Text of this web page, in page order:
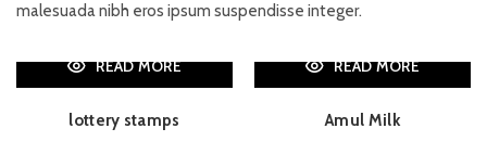
malesuada nibh eros ipsum suspendisse integer.
READ MORE
lottery stamps
READ MORE
Amul Milk